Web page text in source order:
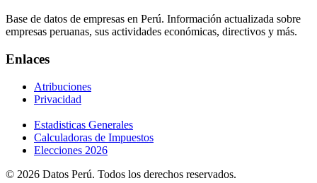
Base de datos de empresas en Perú. Información actualizada sobre
empresas peruanas, sus actividades económicas, directivos y más.
Enlaces
Atribuciones
Privacidad
Estadisticas Generales
Calculadoras de Impuestos
Elecciones 2026
© 2026 Datos Perú. Todos los derechos reservados.